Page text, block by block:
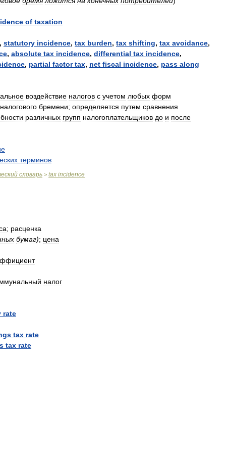
of taxation
, statutory incidence, tax burden, tax shifting, tax avoidance,
, absolute tax incidence, differential tax incidence,
, partial factor tax, net fiscal incidence, pass along
воздействие налогов с учетом любых форм
налогового бремени; определяется путем сравнения
различных групп налогоплательщиков до и после
терминов
словарь > tax incidence
; расценка
бумаг); цена
налог
rate
tax rate
tax rate